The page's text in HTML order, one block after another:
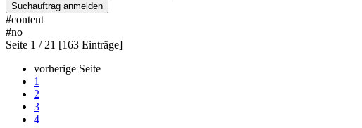
Suchauftrag anmelden
#content
#no
Seite 1 / 21 [163 Einträge]
vorherige Seite
1
2
3
4